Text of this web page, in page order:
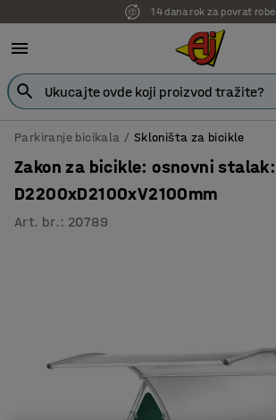
14 dana rok za povrat robe
Parkiranje bicikala Skloništa za bicikle
Zakon za bicikle: osnovni stalak:
D2200xD2100xV2100mm
Art. br. : 20789